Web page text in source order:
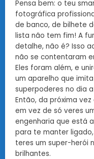
Pensa bem: o teu
fotográfica
de banco, de bilhete
lista não tem fim! A
detalhe, não é? Isso
não se contentaram
Eles foram além, e
um aparelho que
superpoderes no dia a
Então, da próxima
em vez de só veres
engenharia que está
para te manter
teres um super-herói
brilhantes.